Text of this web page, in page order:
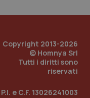
Copyright 2013-2026
© Homnya Srl
Tutti i diritti sono
riservati
P.I. e C.F. 13026241003